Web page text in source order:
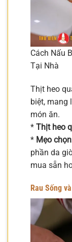
Cách Nấu
Tại Nhà
Thịt heo
biệt, mang
món ăn.
* Thịt heo
* Mẹo
phần da
mua sẵn
Rau Sống